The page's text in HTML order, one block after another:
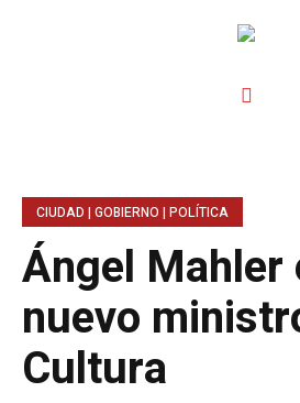
CIUDAD | GOBIERNO | POLÍTICA
Ángel Mahler
nuevo
Cultura